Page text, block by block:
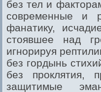
без тел и
современные и
фанатику,
стоявшее над
игнорируя
без гордынь
без проклятия,
защитимые